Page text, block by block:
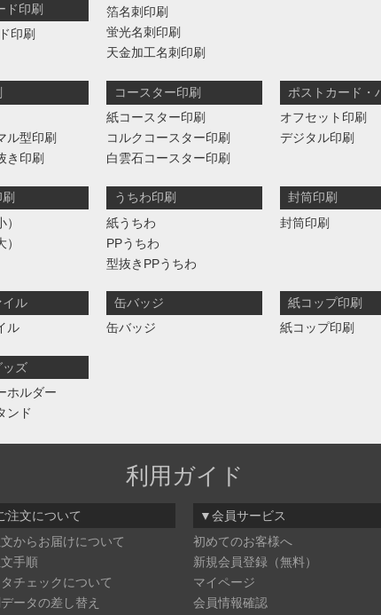
ド印刷
印刷
箔名刺印刷
蛍光名刺印刷
天金加工名刺印刷
ル型印刷
き印刷
コースター印刷
紙コースター印刷
コルクコースター印刷
白雲石コースター印刷
ポストカード・
オフセット印刷
デジタル印刷
うちわ印刷
紙うちわ
PPうちわ
型抜きPPうちわ
封筒印刷
封筒印刷
イル
ル
缶バッジ
缶バッジ
紙コップ印刷
紙コップ印刷
ッズ
ホルダー
ンド
利用ガイド
注文について
からお届けについて
手順
チェックについて
ータの差し替え
▼会員サービス
初めてのお客様へ
新規会員登録（無料）
マイページ
会員情報確認